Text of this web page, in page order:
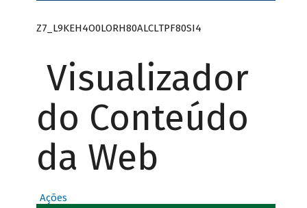
Z7_L9KEH4O0LORH80ALCLTPF80SI4
Visualizador
do Conteúdo
da Web
Ações